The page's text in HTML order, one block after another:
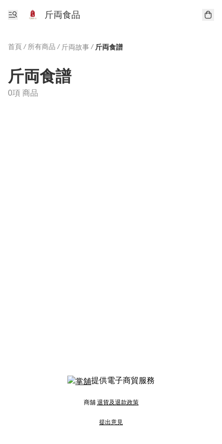
斤両食品
首頁 / 所有商品 / 斤両故事 / 斤両食譜
斤両食譜
0項 商品
提供電子商貿服務
商舖 退貨及退款政策
提出意見